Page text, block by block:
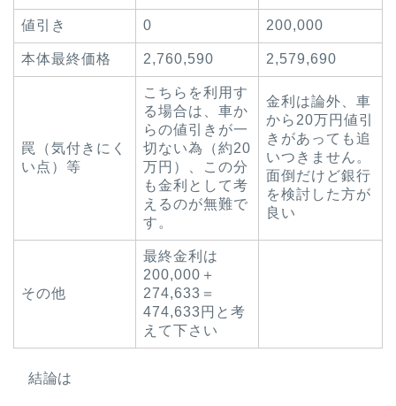
値引き 0 200,000
本体最終価格 2,760,590 2,579,690
罠（気付きにく
い点）等
こちらを利用す
る場合は、車か
らの値引きが一
切ない為（約20
万円）、この分
も金利として考
えるのが無難で
す。
金利は論外、車
から20万円値引
きがあっても追
いつきません。
面倒だけど銀行
を検討した方が
良い
その他
最終金利は
200,000＋
274,633＝
474,633円と考
えて下さい
結論は